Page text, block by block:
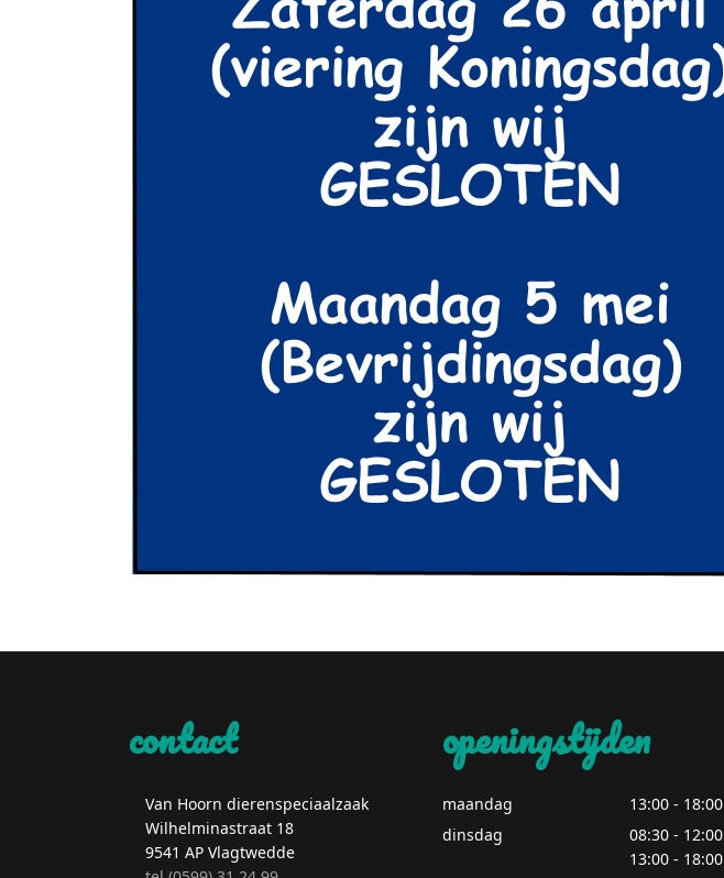
contact
Van Hoorn dierenspeciaalzaak
Wilhelminastraat 18
9541 AP Vlagtwedde
openingstijden
maandag
13:00 - 18:00
dinsdag
08:30 - 12:00
13:00 - 18:00